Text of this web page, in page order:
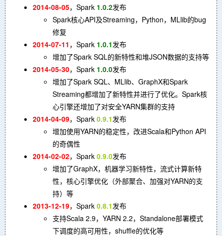
2014-08-05，Spark 1.0.2发布
Spark核心API及Streaming，Python，MLlib的bug
修复
2014-07-11 ，Spark 1.0.1发布
增加了Spark SQL的新特性和堆JSON数据的支持等
2014-05-30，Spark 1.0.0发布
增加了Spark SQL、MLlib、GraphX和Spark
Streaming都增加了新特性并进行了优化。Spark核
心引擎还增加了对安全YARN集群的支持
2014-04-09，Spark 0.9.1发布
增加使用YARN的稳定性，改进Scala和Python API
的奇偶性
2014-02-02，Spark 0.9.0发布
增加了GraphX，机器学习新特性，流式计算新特
性，核心引擎优化（外部聚合、加强对YARN的支
持）等
2013-12-19，Spark 0.8.1发布
支持Scala 2.9，YARN 2.2，Standalone部署模式
下调度的高可用性，shuffle的优化等